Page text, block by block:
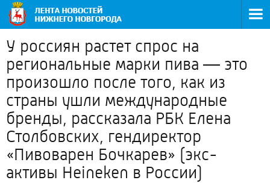
У россиян растет спрос на
региональные марки пива — это
произошло после того, как из
страны ушли международные
бренды, рассказала РБК Елена
Столбовских, гендиректор
«Пивоварен Бочкарев» (экс-
активы Heineken в России)